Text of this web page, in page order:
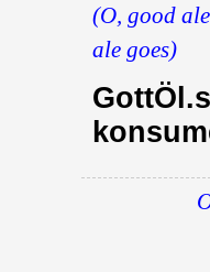
(O, good
ale goes)